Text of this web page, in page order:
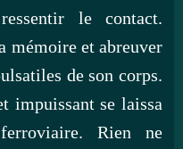
le contact.
mémoire et abreuver
de son corps.
impuissant se laissa
Rien ne